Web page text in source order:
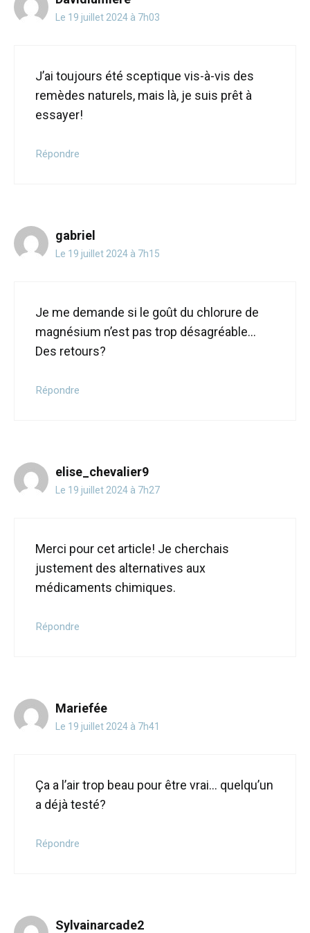
Le 19 juillet 2024 à 7h03
J’ai toujours été sceptique vis-à-vis des
remèdes naturels, mais là, je suis prêt à
essayer!
Répondre
gabriel
Le 19 juillet 2024 à 7h15
Je me demande si le goût du chlorure de
magnésium n’est pas trop désagréable…
Des retours?
Répondre
elise_chevalier9
Le 19 juillet 2024 à 7h27
Merci pour cet article! Je cherchais
justement des alternatives aux
médicaments chimiques.
Répondre
Mariefée
Le 19 juillet 2024 à 7h41
Ça a l’air trop beau pour être vrai… quelqu’un
a déjà testé?
Répondre
Sylvainarcade2